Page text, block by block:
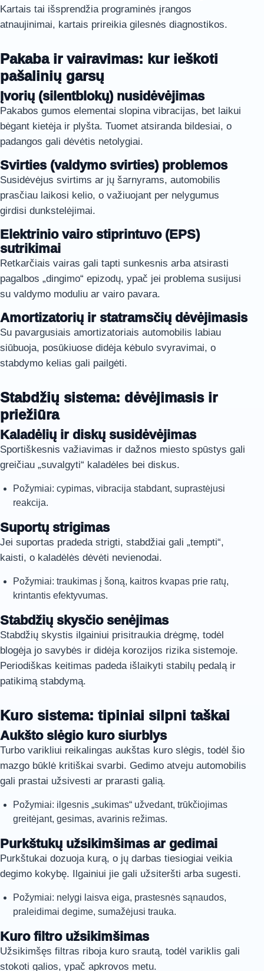
Kartais tai išsprendžia programinės įrangos
atnaujinimai, kartais prireikia gilesnės diagnostikos.
Pakaba ir vairavimas: kur ieškoti
pašalinių garsų
Įvorių (silentblokų) nusidėvėjimas
Pakabos gumos elementai slopina vibracijas, bet laikui
bėgant kietėja ir plyšta. Tuomet atsiranda bildesiai, o
padangos gali dėvėtis netolygiai.
Svirties (valdymo svirties) problemos
Susidėvėjus svirtims ar jų šarnyrams, automobilis
prasčiau laikosi kelio, o važiuojant per nelygumus
girdisi dunkstelėjimai.
Elektrinio vairo stiprintuvo (EPS)
sutrikimai
Retkarčiais vairas gali tapti sunkesnis arba atsirasti
pagalbos „dingimo“ epizodų, ypač jei problema susijusi
su valdymo moduliu ar vairo pavara.
Amortizatorių ir statramsčių dėvėjimasis
Su pavargusiais amortizatoriais automobilis labiau
siūbuoja, posūkiuose didėja kėbulo svyravimai, o
stabdymo kelias gali pailgėti.
Stabdžių sistema: dėvėjimasis ir
priežiūra
Kaladėlių ir diskų susidėvėjimas
Sportiškesnis važiavimas ir dažnos miesto spūstys gali
greičiau „suvalgyti“ kaladėles bei diskus.
Požymiai: cypimas, vibracija stabdant, suprastėjusi
reakcija.
Suportų strigimas
Jei suportas pradeda strigti, stabdžiai gali „tempti“,
kaisti, o kaladėlės dėvėti nevienodai.
Požymiai: traukimas į šoną, kaitros kvapas prie ratų,
krintantis efektyvumas.
Stabdžių skysčio senėjimas
Stabdžių skystis ilgainiui prisitraukia drėgmę, todėl
blogėja jo savybės ir didėja korozijos rizika sistemoje.
Periodiškas keitimas padeda išlaikyti stabilų pedalą ir
patikimą stabdymą.
Kuro sistema: tipiniai silpni taškai
Aukšto slėgio kuro siurblys
Turbo varikliui reikalingas aukštas kuro slėgis, todėl šio
mazgo būklė kritiškai svarbi. Gedimo atveju automobilis
gali prastai užsivesti ar prarasti galią.
Požymiai: ilgesnis „sukimas“ užvedant, trūkčiojimas
greitėjant, gesimas, avarinis režimas.
Purkštukų užsikimšimas ar gedimai
Purkštukai dozuoja kurą, o jų darbas tiesiogiai veikia
degimo kokybę. Ilgainiui jie gali užsiteršti arba sugesti.
Požymiai: nelygi laisva eiga, prastesnės sąnaudos,
praleidimai degime, sumažėjusi trauka.
Kuro filtro užsikimšimas
Užsikimšęs filtras riboja kuro srautą, todėl variklis gali
stokoti galios, ypač apkrovos metu.